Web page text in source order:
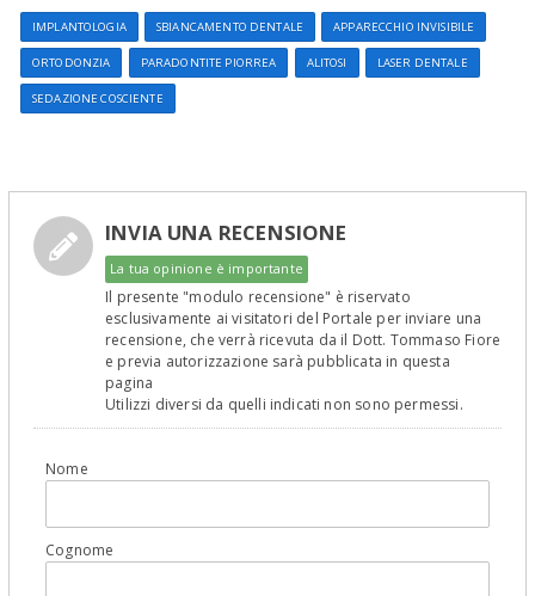
IMPLANTOLOGIA SBIANCAMENTO DENTALE APPARECCHIO INVISIBILE
ORTODONZIA PARADONTITE PIORREA ALITOSI LASER DENTALE
SEDAZIONE COSCIENTE
INVIA UNA RECENSIONE
La tua opinione è importante
Il presente "modulo recensione" è riservato
esclusivamente ai visitatori del Portale per inviare una
recensione, che verrà ricevuta da il Dott. Tommaso Fiore
e previa autorizzazione sarà pubblicata in questa
pagina
Utilizzi diversi da quelli indicati non sono permessi.
Nome
Cognome